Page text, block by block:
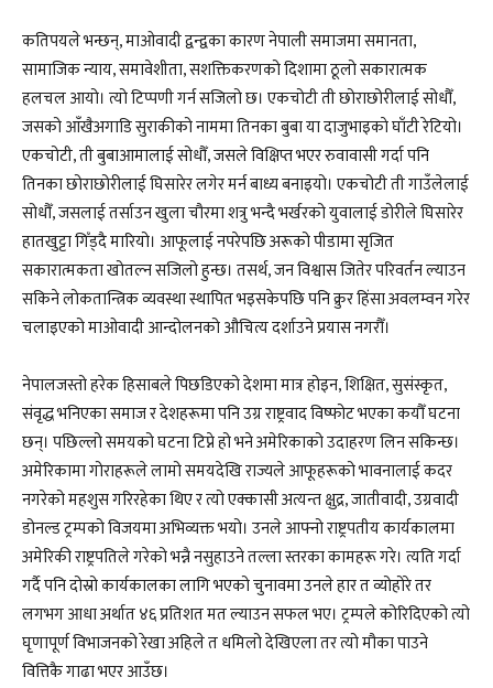
कतिपयले भन्छन्, माओवादी द्वन्द्वका कारण नेपाली समाजमा समानता,
सामाजिक न्याय, समावेशीता, सशक्तिकरणको दिशामा ठूलो सकारात्मक
हलचल आयो। त्यो टिप्पणी गर्न सजिलो छ। एकचोटी ती छोराछोरीलाई सोधौँ,
जसको आँखैअगाडि सुराकीको नाममा तिनका बुबा या दाजुभाइकाे घाँटी रेटियो।
एकचोटी, ती बुबाआमालाई सोधौँ, जसले विक्षिप्त भएर रुवावासी गर्दा पनि
तिनका छोराछोरीलाई घिसारेर लगेर मर्न बाध्य बनाइयो। एकचोटी ती गाउँलेलाई
सोधौँ, जसलाई तर्साउन खुला चौरमा शत्रु भन्दै भर्खरको युवालाई डोरीले घिसारेर
हातखुट्टा गिँड्दै मारियो। आफूलाई नपरेपछि अरूको पीडामा सृजित
सकारात्मकता खोतल्न सजिलो हुन्छ। तसर्थ, जन विश्वास जितेर परिवर्तन ल्याउन
सकिने लोकतान्त्रिक व्यवस्था स्थापित भइसकेपछि पनि क्रुर हिंसा अवलम्वन गरेर
चलाइएको माओवादी आन्दोलनको औचित्य दर्शाउने प्रयास नगरौँ।
नेपालजस्तो हरेक हिसाबले पिछडिएको देशमा मात्र होइन, शिक्षित, सुसंस्कृत,
संवृद्ध भनिएका समाज र देशहरूमा पनि उग्र राष्ट्रवाद विष्फोट भएका कयौँ घटना
छन्। पछिल्लो समयको घटना टिप्ने हो भने अमेरिकाको उदाहरण लिन सकिन्छ।
अमेरिकामा गोराहरूले लामो समयदेखि राज्यले आफूहरूको भावनालाई कदर
नगरेको महशुस गरिरहेका थिए र त्यो एक्कासी अत्यन्त क्षुद्र, जातीवादी, उग्रवादी
डोनल्ड ट्रम्पको विजयमा अभिव्यक्त भयो। उनले आफ्नो राष्ट्रपतीय कार्यकालमा
अमेरिकी राष्ट्रपतिले गरेको भन्नै नसुहाउने तल्ला स्तरका कामहरू गरे। त्यति गर्दा
गर्दै पनि दोस्रो कार्यकालका लागि भएको चुनावमा उनले हार त व्योहोरे तर
लगभग आधा अर्थात ४६ प्रतिशत मत ल्याउन सफल भए। ट्रम्पले कोरिदिएको त्यो
घृणापूर्ण विभाजनको रेखा अहिले त धमिलो देखिएला तर त्यो मौका पाउने
वित्तिकै गाढा भएर आउँछ।